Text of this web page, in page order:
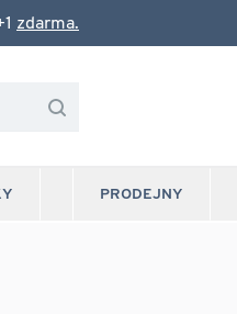
zdarma.
PRODEJNY